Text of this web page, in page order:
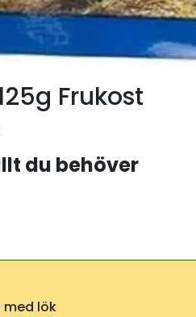
Frukost
du behöver
lök